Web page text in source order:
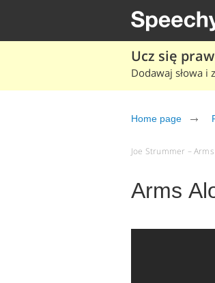
Ucz się
Dodawaj słowa i
Home page
Joe Strummer –
Arms